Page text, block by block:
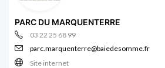
PARC DU MARQUENTERRE
03 22 25 68 99
parc.marquenterre@baiedesomme.fr
Site internet